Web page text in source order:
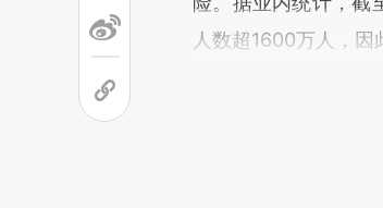
人数超1600万人，因